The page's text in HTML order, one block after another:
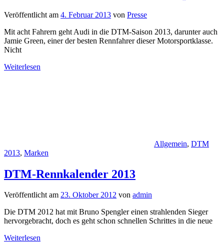
Veröffentlicht am 4. Februar 2013 von Presse
Mit acht Fahrern geht Audi in die DTM-Saison 2013, darunter auch
Jamie Green, einer der besten Rennfahrer dieser Motorsportklasse.
Nicht
Weiterlesen
Allgemein, DTM
2013, Marken
DTM-Rennkalender 2013
Veröffentlicht am 23. Oktober 2012 von admin
Die DTM 2012 hat mit Bruno Spengler einen strahlenden Sieger
hervorgebracht, doch es geht schon schnellen Schrittes in die neue
Weiterlesen